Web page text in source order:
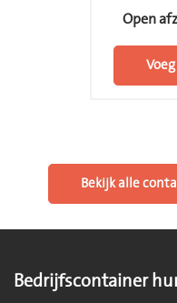
Open
Bekijk alle
Bedrijfscontainer